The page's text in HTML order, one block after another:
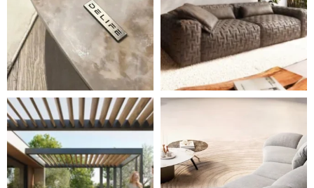
Styl, odolnost a společné chvíle pod širým nebem.
Ne každá pohovka je jen